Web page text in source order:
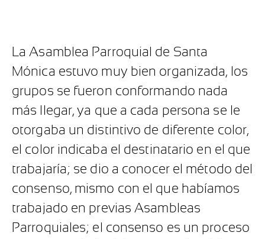
La Asamblea Parroquial de Santa
Mónica estuvo muy bien organizada, los
grupos se fueron conformando nada
más llegar, ya que a cada persona se le
otorgaba un distintivo de diferente color,
el color indicaba el destinatario en el que
trabajaría; se dio a conocer el método del
consenso, mismo con el que habíamos
trabajado en previas Asambleas
Parroquiales; el consenso es un proceso